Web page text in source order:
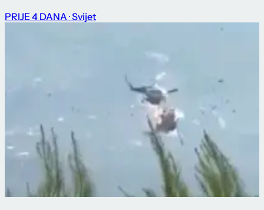
PRIJE 4 DANA · Svijet